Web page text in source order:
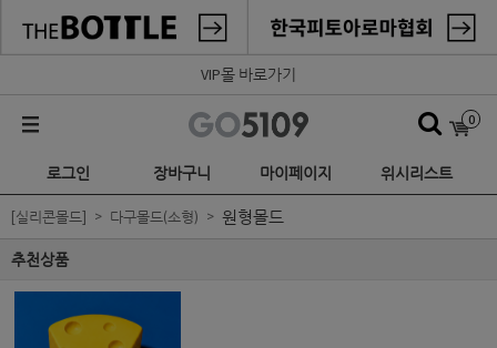
VIP몰 바로가기
0
로그인 장바구니 마이페이지 위시리스트
[실리콘몰드] 다구몰드(소형) 원형몰드
추천상품